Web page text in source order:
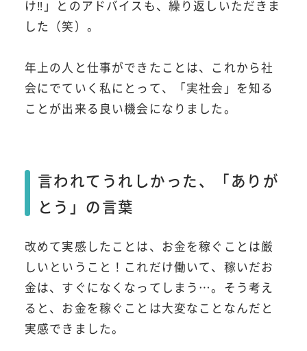
け‼」とのアドバイスも、繰り返しいただきま
した（笑）。
年上の人と仕事ができたことは、これから社
会にでていく私にとって、「実社会」を知る
ことが出来る良い機会になりました。
言われてうれしかった、「ありが
とう」の言葉
改めて実感したことは、お金を稼ぐことは厳
しいということ！これだけ働いて、稼いだお
金は、すぐになくなってしまう…。そう考え
ると、お金を稼ぐことは大変なことなんだと
実感できました。